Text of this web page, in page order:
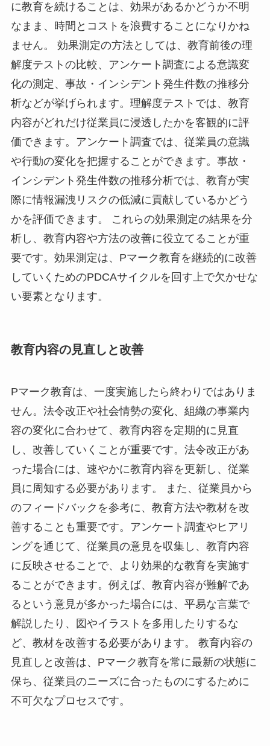
に教育を続けることは、効果があるかどうか不明
なまま、時間とコストを浪費することになりかね
ません。 効果測定の方法としては、教育前後の理
解度テストの比較、アンケート調査による意識変
化の測定、事故・インシデント発生件数の推移分
析などが挙げられます。理解度テストでは、教育
内容がどれだけ従業員に浸透したかを客観的に評
価できます。アンケート調査では、従業員の意識
や行動の変化を把握することができます。事故・
インシデント発生件数の推移分析では、教育が実
際に情報漏洩リスクの低減に貢献しているかどう
かを評価できます。 これらの効果測定の結果を分
析し、教育内容や方法の改善に役立てることが重
要です。効果測定は、Pマーク教育を継続的に改善
していくためのPDCAサイクルを回す上で欠かせな
い要素となります。
教育内容の見直しと改善
Pマーク教育は、一度実施したら終わりではありま
せん。法令改正や社会情勢の変化、組織の事業内
容の変化に合わせて、教育内容を定期的に見直
し、改善していくことが重要です。法令改正があ
った場合には、速やかに教育内容を更新し、従業
員に周知する必要があります。 また、従業員から
のフィードバックを参考に、教育方法や教材を改
善することも重要です。アンケート調査やヒアリ
ングを通じて、従業員の意見を収集し、教育内容
に反映させることで、より効果的な教育を実施す
ることができます。例えば、教育内容が難解であ
るという意見が多かった場合には、平易な言葉で
解説したり、図やイラストを多用したりするな
ど、教材を改善する必要があります。 教育内容の
見直しと改善は、Pマーク教育を常に最新の状態に
保ち、従業員のニーズに合ったものにするために
不可欠なプロセスです。